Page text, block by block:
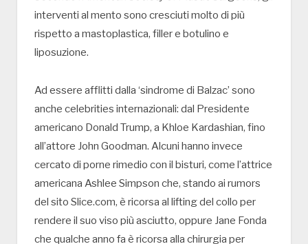
interventi al mento sono cresciuti molto di più
rispetto a mastoplastica, filler e botulino e
liposuzione.
Ad essere afflitti dalla ‘sindrome di Balzac’ sono
anche celebrities internazionali: dal Presidente
americano Donald Trump, a Khloe Kardashian, fino
all’attore John Goodman. Alcuni hanno invece
cercato di porne rimedio con il bisturi, come l’attrice
americana Ashlee Simpson che, stando ai rumors
del sito Slice.com, è ricorsa al lifting del collo per
rendere il suo viso più asciutto, oppure Jane Fonda
che qualche anno fa è ricorsa alla chirurgia per